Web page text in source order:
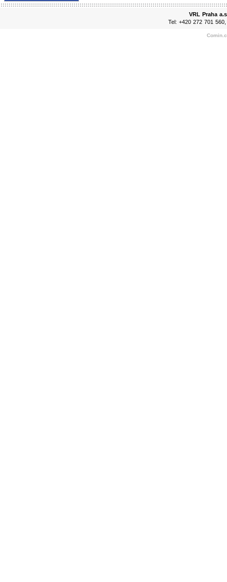
VRL Praha
Tel: +420 272 701